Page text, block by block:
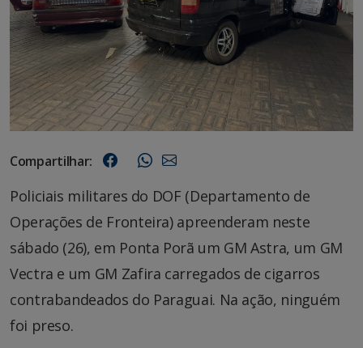
Compartilhar:
Policiais militares do DOF (Departamento de
Operações de Fronteira) apreenderam neste
sábado (26), em Ponta Porã um GM Astra, um GM
Vectra e um GM Zafira carregados de cigarros
contrabandeados do Paraguai. Na ação, ninguém
foi preso.